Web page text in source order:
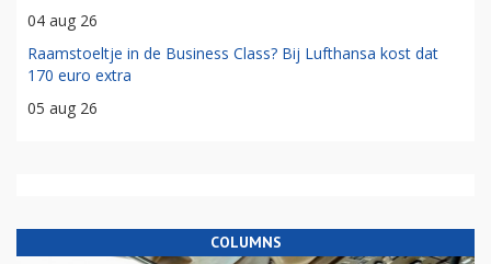
04 aug 26
Raamstoeltje in de Business Class? Bij Lufthansa kost dat
170 euro extra
05 aug 26
COLUMNS